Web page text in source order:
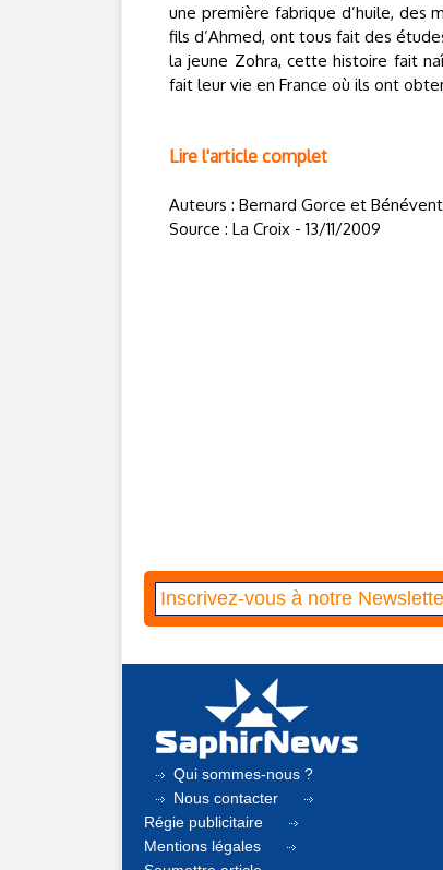
une première fabrique d’huile, des
fils d’Ahmed, ont tous fait des
la jeune Zohra, cette histoire fait
fait leur vie en France où ils ont
Lire l'article complet
Auteurs : Bernard Gorce et
Source : La Croix - 13/11/2009
Qui sommes-nous ?
Nous contacter
Régie publicitaire
Mentions légales